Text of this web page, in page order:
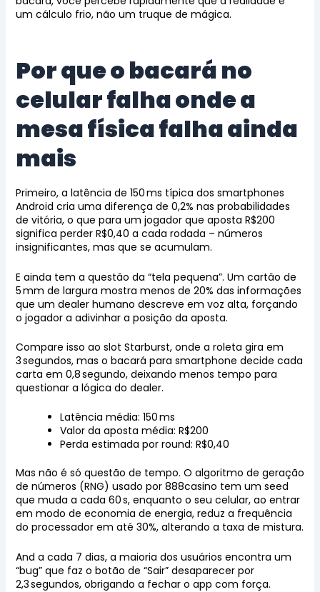
um cálculo frio, não um truque de mágica.
Por que o bacará no
celular falha onde a
mesa física falha ainda
mais
Primeiro, a latência de 150 ms típica dos smartphones
Android cria uma diferença de 0,2% nas probabilidades
de vitória, o que para um jogador que aposta R$200
significa perder R$0,40 a cada rodada – números
insignificantes, mas que se acumulam.
E ainda tem a questão da “tela pequena”. Um cartão de
5 mm de largura mostra menos de 20% das informações
que um dealer humano descreve em voz alta, forçando
o jogador a adivinhar a posição da aposta.
Compare isso ao slot Starburst, onde a roleta gira em
3 segundos, mas o bacará para smartphone decide cada
carta em 0,8 segundo, deixando menos tempo para
questionar a lógica do dealer.
Latência média: 150 ms
Valor da aposta média: R$200
Perda estimada por round: R$0,40
Mas não é só questão de tempo. O algoritmo de geração
de números (RNG) usado por 888casino tem um seed
que muda a cada 60 s, enquanto o seu celular, ao entrar
em modo de economia de energia, reduz a frequência
do processador em até 30%, alterando a taxa de mistura.
And a cada 7 dias, a maioria dos usuários encontra um
“bug” que faz o botão de “Sair” desaparecer por
2,3 segundos, obrigando a fechar o app com força.